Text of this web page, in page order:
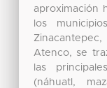
aproximación
los
Atenco, se
las
(náhuatl,